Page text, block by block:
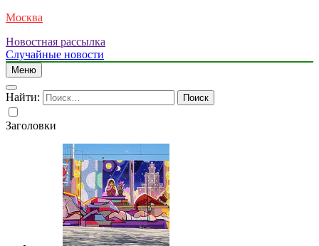
Москва
Новостная рассылка
Случайные новости
Меню
Найти:
Заголовки